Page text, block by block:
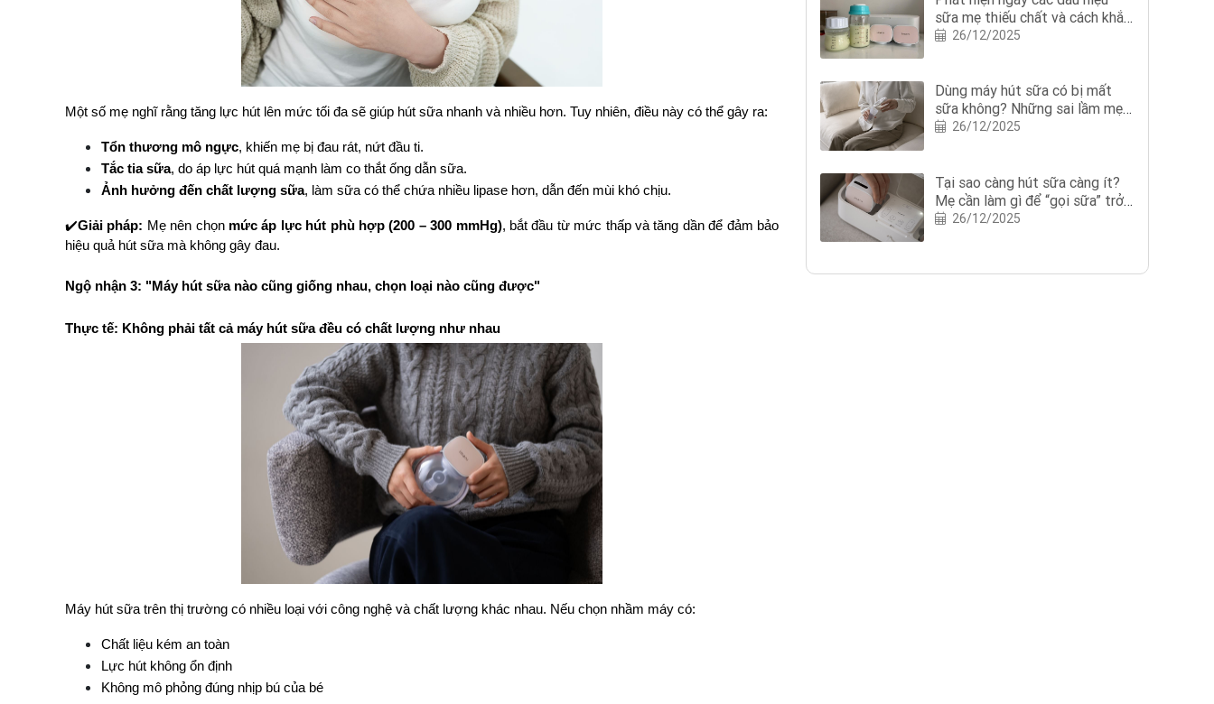
Một số mẹ nghĩ rằng tăng lực hút lên mức tối đa sẽ giúp hút sữa nhanh và nhiều hơn. Tuy nhiên, điều này có thể gây ra:
Tổn thương mô ngực, khiến mẹ bị đau rát, nứt đầu ti.
Tắc tia sữa, do áp lực hút quá mạnh làm co thắt ống dẫn sữa.
Ảnh hưởng đến chất lượng sữa, làm sữa có thể chứa nhiều lipase hơn, dẫn đến mùi khó chịu.
✔️Giải pháp: Mẹ nên chọn mức áp lực hút phù hợp (200 – 300 mmHg), bắt đầu từ mức thấp và tăng dần để đảm bảo
hiệu quả hút sữa mà không gây đau.
Ngộ nhận 3: "Máy hút sữa nào cũng giống nhau, chọn loại nào cũng được"
Thực tế: Không phải tất cả máy hút sữa đều có chất lượng như nhau
Máy hút sữa trên thị trường có nhiều loại với công nghệ và chất lượng khác nhau. Nếu chọn nhầm máy có:
Chất liệu kém an toàn
Lực hút không ổn định
Không mô phỏng đúng nhịp bú của bé
sữa mẹ thiếu chất và cách khắc
phục?26/12/2025
Dùng máy hút sữa có bị mất
sữa không? Những sai lầm mẹ
nên tránh khi dùng máy hút sữa
26/12/2025
Tại sao càng hút sữa càng ít?
Mẹ cần làm gì để “gọi sữa” trở
lại?26/12/2025